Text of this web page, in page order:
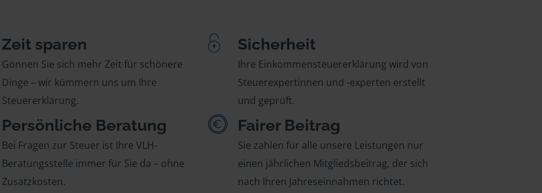
Zeit sparen
Gönnen Sie sich mehr Zeit für schönere
Dinge – wir kümmern uns um Ihre
Steuererklärung.
Sicherheit
Ihre Einkommensteuererklärung wird von
Steuerexpertinnen und -experten erstellt
und geprüft.
Persönliche Beratung
Bei Fragen zur Steuer ist Ihre VLH-
Beratungsstelle immer für Sie da – ohne
Zusatzkosten.
Fairer Beitrag
Sie zahlen für alle unsere Leistungen nur
einen jährlichen Mitgliedsbeitrag, der sich
nach Ihren Jahreseinnahmen richtet.